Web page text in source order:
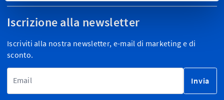
Iscrizione alla newsletter
Iscriviti alla nostra newsletter, e-mail di marketing e di
sconto.
Invia